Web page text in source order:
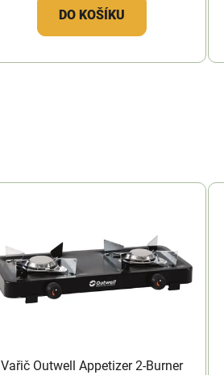
DO KOŠÍKU
Vařič Outwell Appetizer 2-Burner